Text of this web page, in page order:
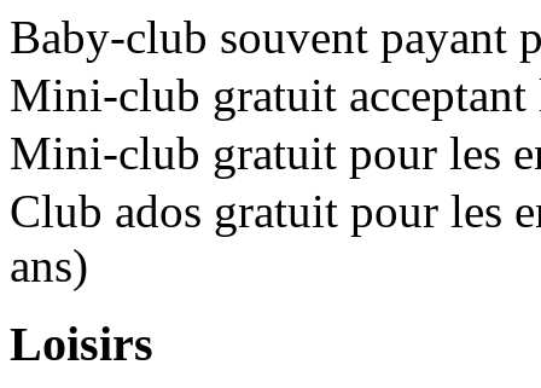
Baby-club souvent payant
Mini-club gratuit acceptant
Mini-club gratuit pour les
Club ados gratuit pour les
ans)
Loisirs